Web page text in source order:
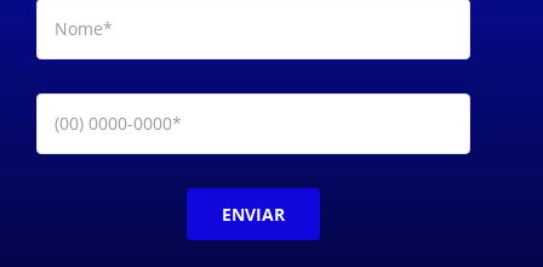
ENVIAR